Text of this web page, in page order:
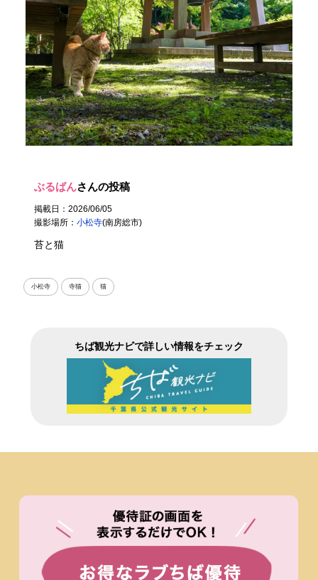
ぶるばんさんの投稿
掲載日：2026/06/05
撮影場所：小松寺(南房総市)
苔と猫
小松寺 寺猫 猫
ちば観光ナビで詳しい情報をチェック